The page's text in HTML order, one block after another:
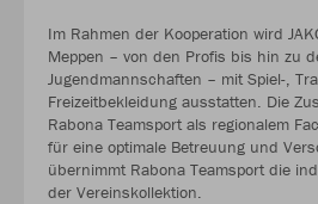
Im Rahmen der Kooperation wird
Meppen – von den Profis bis hin zu
Jugendmannschaften – mit Spiel-,
Freizeitbekleidung ausstatten. Die
Rabona Teamsport als regionalem
für eine optimale Betreuung und
übernimmt Rabona Teamsport die
der Vereinskollektion.